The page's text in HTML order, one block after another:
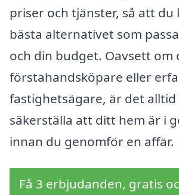
priser och tjänster, så att
bästa alternativet som
och din budget. Oavsett om
förstahandsköpare eller
fastighetsägare, är det
säkerställa att ditt hem är i
innan du genomför en affär.
Få 3 erbjudanden, gratis